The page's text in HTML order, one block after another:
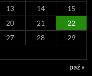
13 14
15
20 21
22
27 28
29
paź »